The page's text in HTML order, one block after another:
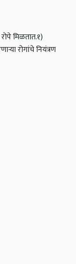
मिळतात.१)
रोगांचे नियंत्रण